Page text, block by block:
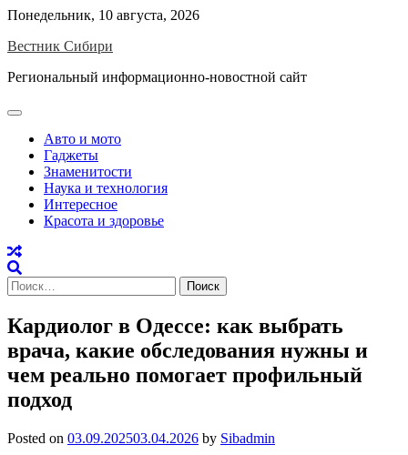
Skip
content
Понедельник, 10 августа, 2026
Вестник Сибири
Региональный информационно-новостной сайт
Авто и мото
Гаджеты
Знаменитости
Наука и технология
Интересное
Красота и здоровье
Найти:
Кардиолог в Одессе: как выбрать
врача, какие обследования нужны и
чем реально помогает профильный
подход
Posted on 03.09.202503.04.2026 by Sibadmin